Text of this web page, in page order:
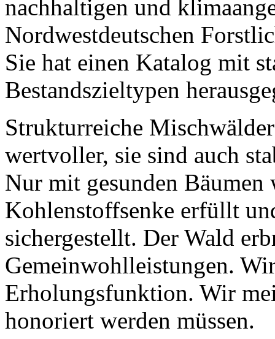
nachhaltigen und
Nordwestdeutschen
Sie hat einen Katalog mit
Bestandszieltypen
Strukturreiche
wertvoller, sie sind auch
Nur mit gesunden
Kohlenstoffsenke erfüllt
sichergestellt. Der Wald
Gemeinwohlleistungen.
Erholungsfunktion. Wir
honoriert werden müssen.